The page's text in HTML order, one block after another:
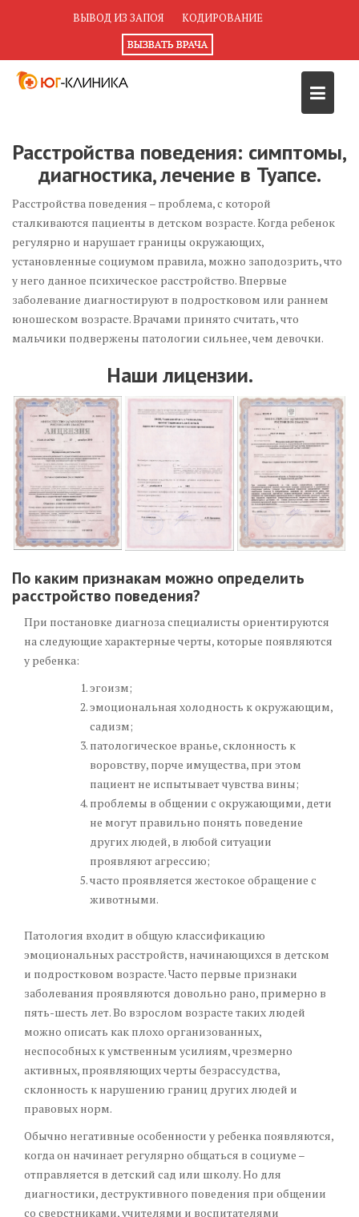
ВЫВОД ИЗ ЗАПОЯ КОДИРОВАНИЕ
Расстройства поведения: симптомы,
диагностика, лечение в Туапсе.
Расстройства поведения – проблема, с которой
сталкиваются пациенты в детском возрасте. Когда ребенок
регулярно и нарушает границы окружающих,
установленные социумом правила, можно заподозрить, что
у него данное психическое расстройство. Впервые
заболевание диагностируют в подростковом или раннем
юношеском возрасте. Врачами принято считать, что
мальчики подвержены патологии сильнее, чем девочки.
Наши лицензии.
По каким признакам можно определить
расстройство поведения?
При постановке диагноза специалисты ориентируются
на следующие характерные черты, которые появляются
у ребенка:
эгоизм;
эмоциональная холодность к окружающим,
садизм;
патологическое вранье, склонность к
воровству, порче имущества, при этом
пациент не испытывает чувства вины;
проблемы в общении с окружающими, дети
не могут правильно понять поведение
других людей, в любой ситуации
проявляют агрессию;
часто проявляется жестокое обращение с
животными.
Патология входит в общую классификацию
эмоциональных расстройств, начинающихся в детском
и подростковом возрасте. Часто первые признаки
заболевания проявляются довольно рано, примерно в
пять-шесть лет. Во взрослом возрасте таких людей
можно описать как плохо организованных,
неспособных к умственным усилиям, чрезмерно
активных, проявляющих черты безрассудства,
склонность к нарушению границ других людей и
правовых норм.
Обычно негативные особенности у ребенка появляются,
когда он начинает регулярно общаться в социуме –
отправляется в детский сад или школу. Но для
диагностики, деструктивного поведения при общении
со сверстниками, учителями и воспитателями